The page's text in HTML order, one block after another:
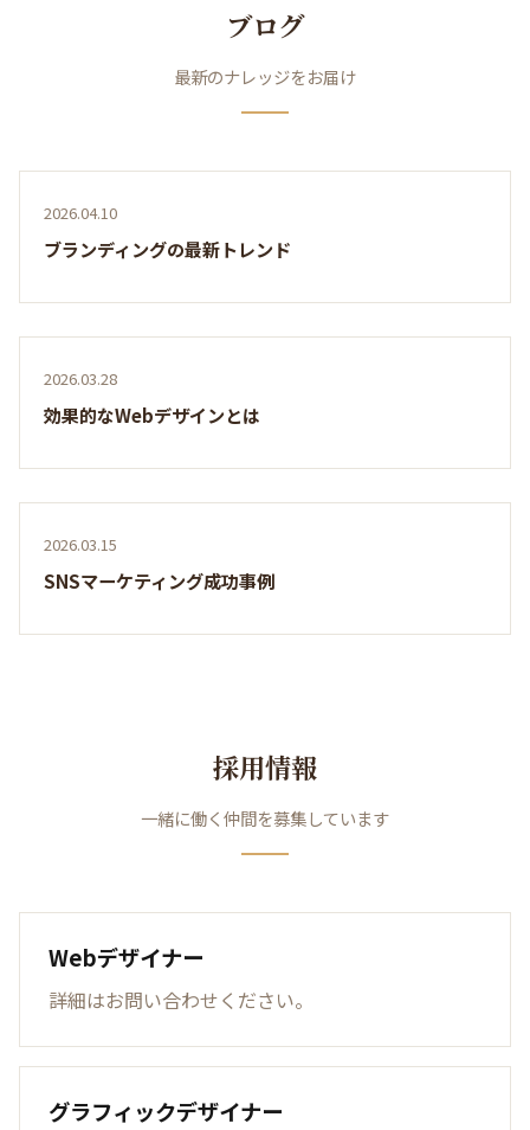
ブログ
最新のナレッジをお届け
2026.04.10
ブランディングの最新トレンド
2026.03.28
効果的なWebデザインとは
2026.03.15
SNSマーケティング成功事例
採用情報
一緒に働く仲間を募集しています
Webデザイナー
詳細はお問い合わせください。
グラフィックデザイナー